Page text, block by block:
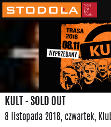
KULT - SOLD OUT
8 listopada 2018, czwartek,